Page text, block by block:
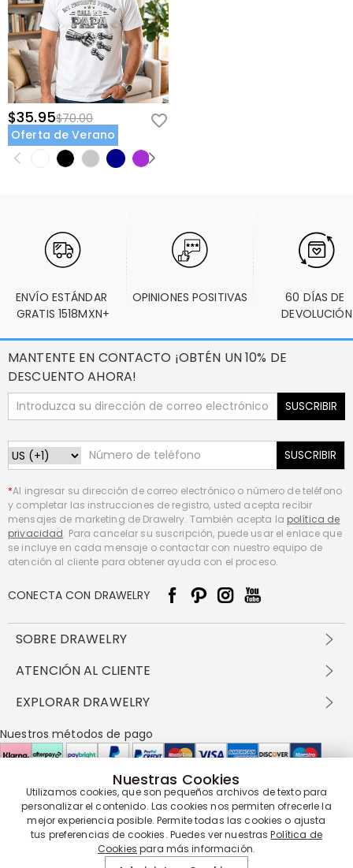
$35.95$70.00
Oferta de Verano
ENVÍO ESTÁNDAR
GRATIS 1518MXN+
OPINIONES POSITIVAS
60 DÍAS DE
DEVOLUCIÓN
MANTENTE EN CONTACTO ¡OBTÉN UN 10% DE
DESCUENTO AHORA!
SUSCRIBIR
SUSCRIBIR
*Al ingresar su dirección de correo electrónico o número de teléfono
y completar las instrucciones de registro, usted acepta recibir
mensajes de marketing de Drawelry. También acepta la política de
privacidad. Para cancelar su suscripción, puede usar el enlace que
se incluye en cada mensaje o contactar con nuestro equipo de
atención al cliente para obtener ayuda con el proceso.
CONECTA CON DRAWELRY
SOBRE DRAWELRY
Sobre nosotros
política de privacidad
Preguntas frecuentes
ATENCIÓN AL CLIENTE
Envío y entrega
Devolución en 60 días
Cómo cuidar
EXPLORAR DRAWELRY
Drawelry Prime
Programa de Recompensas
Nuestros métodos de pago
Nuestros socios de entrega
Nuestra garantía de servicio
Nuestras Cookies
Utilizamos cookies, que son pequeños archivos de texto para
personalizar el contenido. Las cookies nos permiten ofrecerle la
mejor experiencia posible. Permite todas las cookies o ajusta
tus preferencias de cookies. Puedes ver nuestrasPolítica de
Cookies para más información.